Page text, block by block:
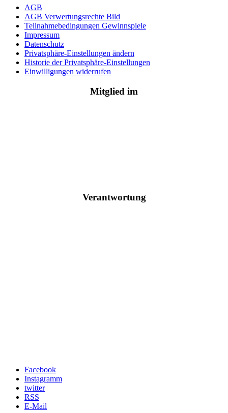
AGB
AGB Verwertungsrechte Bild
Teilnahmebedingungen Gewinnspiele
Impressum
Datenschutz
Privatsphäre-Einstellungen ändern
Historie der Privatsphäre-Einstellungen
Einwilligungen widerrufen
Mitglied im
Verantwortung
Facebook
Instagramm
twitter
RSS
E-Mail